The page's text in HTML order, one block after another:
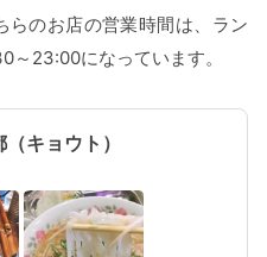
らのお店の営業時間は、ラン
～23:00になっています。
キョウト）